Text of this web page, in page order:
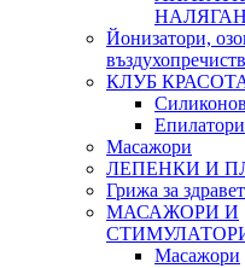
Йонизатори,
КЛУБ
Масажори
ЛЕПЕНКИ И
Грижа за
МАСАЖОРИ И
Масажори